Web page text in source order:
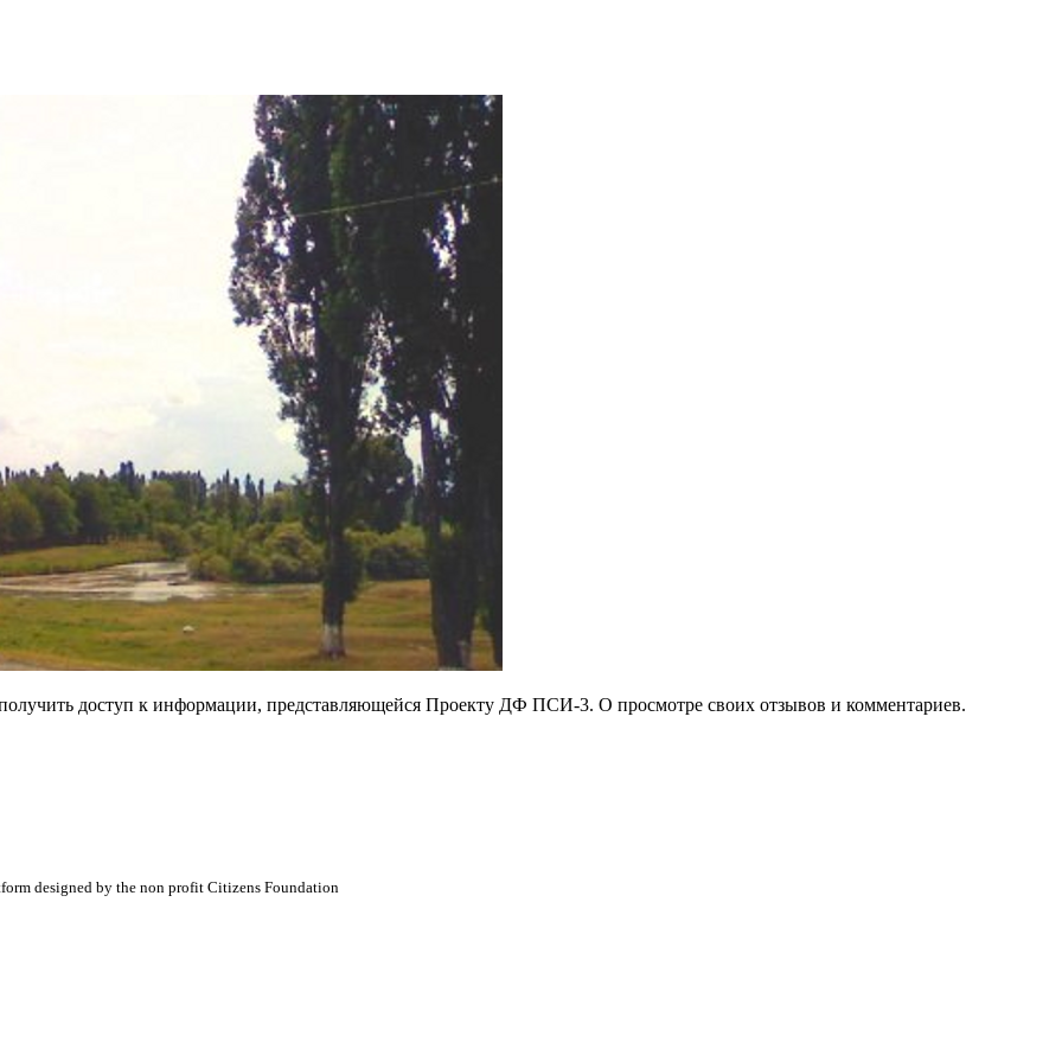
доступ к информации, представляющейся Проекту ДФ ПСИ-3. О просмотре своих отзывов и комментариев.
designed by the non profit Citizens Foundation